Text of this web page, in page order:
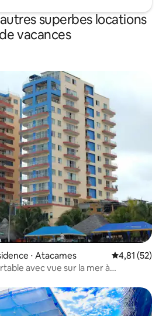
superbes locations
de vacances
⋅ Atacames Évaluation
4,81 (52)
avec vue sur la mer à